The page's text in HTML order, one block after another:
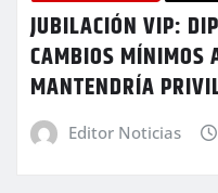
JUBILACIÓN VIP:
CAMBIOS MÍNIMOS
MANTENDRÍA
Editor Noticias